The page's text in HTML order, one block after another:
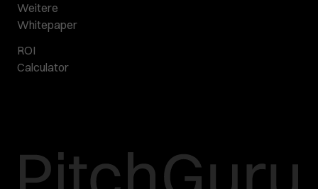
Weitere
Whitepaper
ROI
Calculator